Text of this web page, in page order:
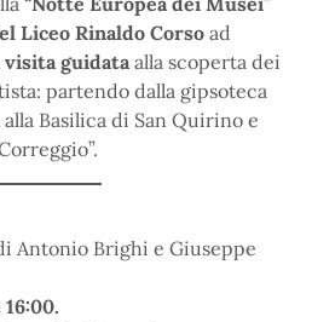
Liceo Rinaldo Corso ad
visita guidata alla scoperta dei
partendo dalla gipsoteca
Basilica di San Quirino e
Antonio Brighi e Giuseppe